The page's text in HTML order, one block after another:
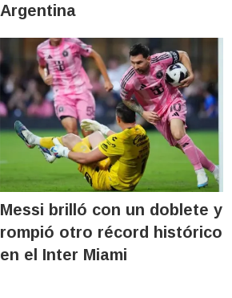
Argentina
Messi brilló con un doblete y
rompió otro récord histórico
en el Inter Miami